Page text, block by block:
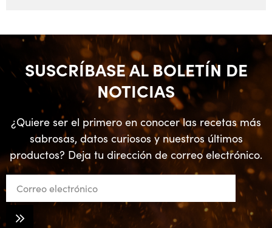
SUSCRÍBASE AL BOLETÍN DE
NOTICIAS
¿Quiere ser el primero en conocer las recetas más
sabrosas, datos curiosos y nuestros últimos
productos? Deja tu dirección de correo electrónico.